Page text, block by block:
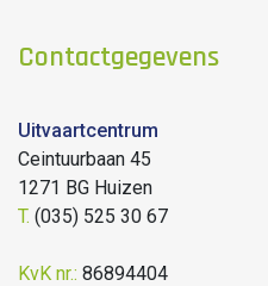
Contactgegevens
Uitvaartcentrum
Ceintuurbaan 45
1271 BG Huizen
T. (035) 525 30 67
KvK nr.: 86894404